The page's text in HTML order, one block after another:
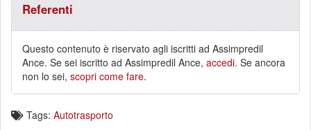
Referenti
Questo contenuto è riservato agli iscritti ad Assimpredil
Ance. Se sei iscritto ad Assimpredil Ance, accedi. Se ancora
non lo sei, scopri come fare.
Tags: Autotrasporto